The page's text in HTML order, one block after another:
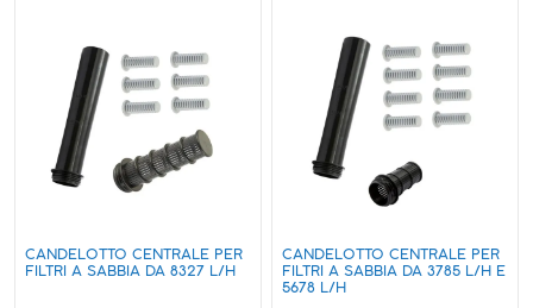
CANDELOTTO CENTRALE PER
FILTRI A SABBIA DA 8327 L/H
CANDELOTTO CENTRALE PER
FILTRI A SABBIA DA 3785 L/H E
5678 L/H